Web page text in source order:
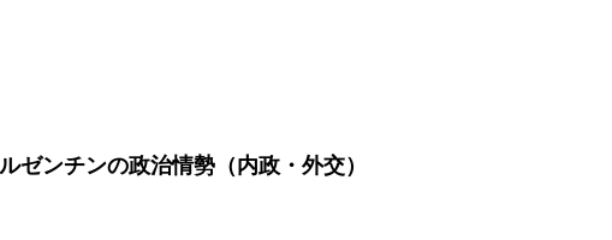
ゼンチンの政治情勢（内政・外交）